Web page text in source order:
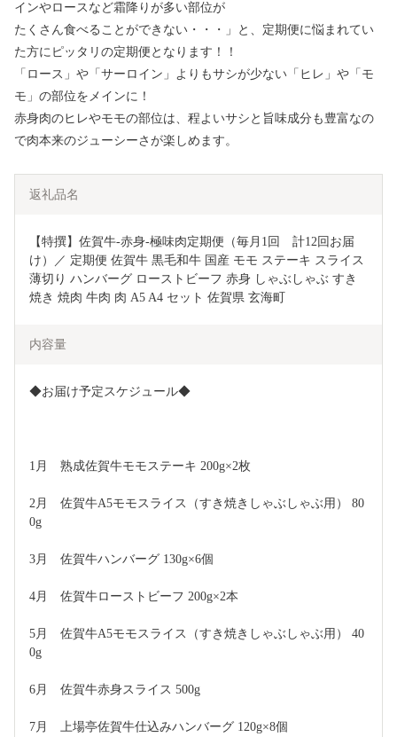
インやロースなど霜降りが多い部位が
たくさん食べることができない・・・」と、定期便に悩まれてい
た方にピッタリの定期便となります！！
「ロース」や「サーロイン」よりもサシが少ない「ヒレ」や「モ
モ」の部位をメインに！
赤身肉のヒレやモモの部位は、程よいサシと旨味成分も豊富なの
で肉本来のジューシーさが楽しめます。
返礼品名
【特撰】佐賀牛-赤身-極味肉定期便（毎月1回　計12回お届
け）／ 定期便 佐賀牛 黒毛和牛 国産 モモ ステーキ スライス
薄切り ハンバーグ ローストビーフ 赤身 しゃぶしゃぶ すき
焼き 焼肉 牛肉 肉 A5 A4 セット 佐賀県 玄海町
内容量
◆お届け予定スケジュール◆
1月　熟成佐賀牛モモステーキ 200g×2枚
2月　佐賀牛A5モモスライス（すき焼きしゃぶしゃぶ用） 80
0g
3月　佐賀牛ハンバーグ 130g×6個
4月　佐賀牛ローストビーフ 200g×2本
5月　佐賀牛A5モモスライス（すき焼きしゃぶしゃぶ用） 40
0g
6月　佐賀牛赤身スライス 500g
7月　上場亭佐賀牛仕込みハンバーグ 120g×8個